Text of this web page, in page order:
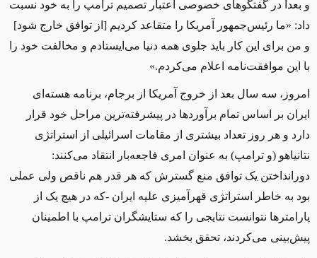
و بعدا در گفتگوهای خصوصی اعتبار تصمیم ترامپ را به خود نسبت
داد: «ما رئیس‌جمهور آمریکا را متقاعد کردیم [از توافق خارج شود]
و من برای این کار باید جلوی همه دنیا می‌ایستادم و مخالفت خود را
با این موافقت‌نامه اعلام می‌کردم.»
امروز، سه سال بعد از خروج آمریکا از برجام، برنامه هسته‌ای
ایران بر اساس تمام برآوردها در پیشرفته‌ترین مراحل خود قرار
دارد و هر روز تعداد بیشتری از مقامات اسرائیلی از استراتژی
نتانیاهو (و ترامپ) به عنوان امری فاجعه‌بار انتقاد می‌کنند:
دورانداختن یک توافق منع گسترش که هر ‌قدر هم ناقص ولی عملی
بود به خاطر استراتژی قهرآمیزی علیه ایران -که در هیچ یک از
پارامترها نتوانست نتایجی را که ستایشگران ترامپ با اطمینان
پیش‌بینی می‌کردند، تحقق بخشد.